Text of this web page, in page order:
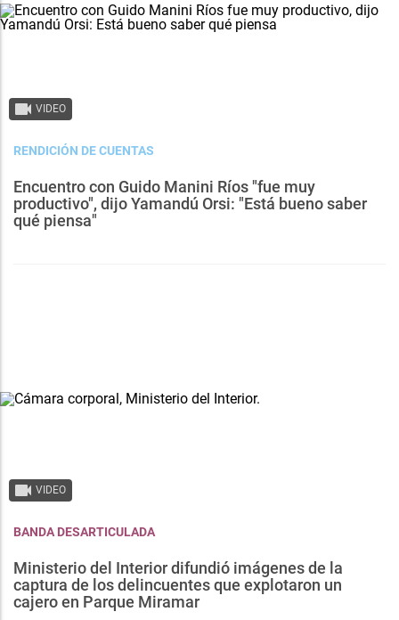
VIDEO
RENDICIÓN DE CUENTAS
Encuentro con Guido Manini Ríos "fue muy
productivo", dijo Yamandú Orsi: "Está bueno saber
qué piensa"
VIDEO
BANDA DESARTICULADA
Ministerio del Interior difundió imágenes de la
captura de los delincuentes que explotaron un
cajero en Parque Miramar